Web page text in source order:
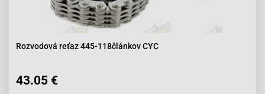
Rozvodová reťaz 445-118článkov CYC
43.05 €